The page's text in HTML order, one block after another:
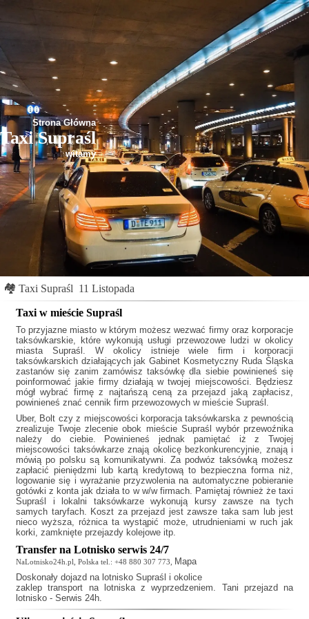
Strona Główna
Taxi Supraśl
witamy
🏘 Taxi Supraśl 11 Listopada
Taxi w mieście Supraśl
To przyjazne miasto w którym możesz wezwać firmy oraz korporacje
taksówkarskie, które wykonują usługi przewozowe ludzi w okolicy
miasta Supraśl. W okolicy istnieje wiele firm i korporacji
taksówkarskich działających jak Gabinet Kosmetyczny Ruda Śląska
zastanów się zanim zamówisz taksówkę dla siebie powinieneś się
poinformować jakie firmy działają w twojej miejscowości. Będziesz
mógł wybrać firmę z najtańszą ceną za przejazd jaką zapłacisz,
powinieneś znać cennik firm przewozowych w mieście Supraśl.
Uber, Bolt czy z miejscowości korporacja taksówkarska z pewnością
zrealizuje Twoje zlecenie obok mieście Supraśl wybór przewoźnika
należy do ciebie. Powinieneś jednak pamiętać iż z Twojej
miejscowości taksówkarze znają okolicę bezkonkurencyjnie, znają i
mówią po polsku są komunikatywni. Za podwóz taksówką możesz
zapłacić pieniędzmi lub kartą kredytową to bezpieczna forma niż,
logowanie się i wyrażanie przyzwolenia na automatyczne pobieranie
gotówki z konta jak działa to w w/w firmach. Pamiętaj również że taxi
Supraśl
i lokalni taksówkarze wykonują kursy zawsze na tych
samych taryfach. Koszt za przejazd jest zawsze taka sam lub jest
nieco wyższa, różnica ta wystąpić może, utrudnieniami w ruch jak
korki, zamknięte przejazdy kolejowe itp.
Transfer na Lotnisko serwis 24/7
NaLotnisko24h.pl, Polska tel.: +48 880 307 773, Mapa
Doskonały dojazd na lotnisko Supraśl i okolice
zaklep transport na lotniska z wyprzedzeniem. Tani przejazd na
lotnisko - Serwis 24h.